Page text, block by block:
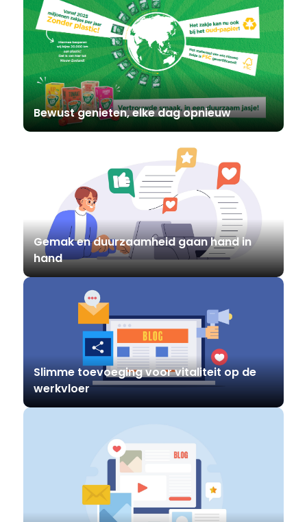
Bewust genieten, elke dag opnieuw
Gemak en duurzaamheid gaan hand in
hand
Slimme toevoeging voor vitaliteit op de
werkvloer